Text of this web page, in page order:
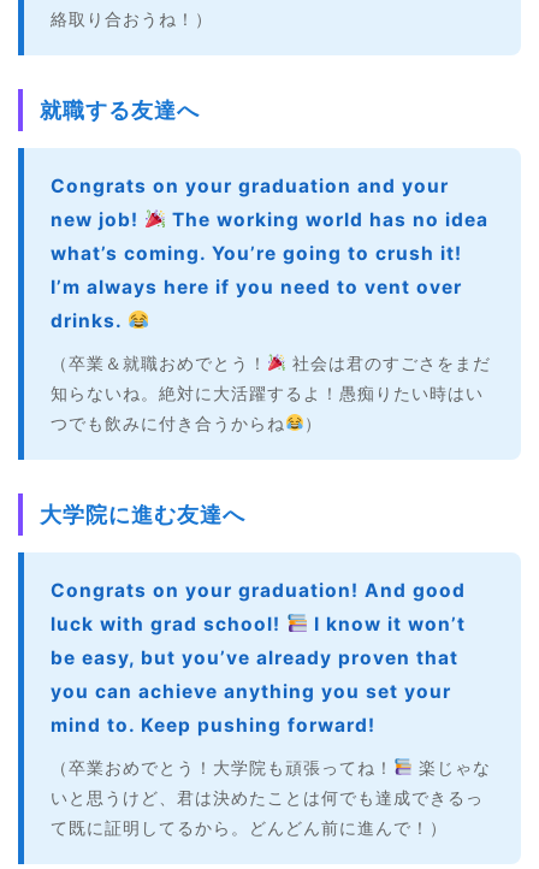
絡取り合おうね！）
就職する友達へ
Congrats on your graduation and your
new job!
The working world has no idea
what’s coming. You’re going to crush it!
I’m always here if you need to vent over
drinks.
（卒業＆就職おめでとう！
社会は君のすごさをまだ
知らないね。絶対に大活躍するよ！愚痴りたい時はい
つでも飲みに付き合うからね
）
大学院に進む友達へ
Congrats on your graduation! And good
luck with grad school!
I know it won’t
be easy, but you’ve already proven that
you can achieve anything you set your
mind to. Keep pushing forward!
（卒業おめでとう！大学院も頑張ってね！
楽じゃな
いと思うけど、君は決めたことは何でも達成できるっ
て既に証明してるから。どんどん前に進んで！）